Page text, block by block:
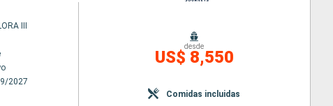
III
2027
desde
US$ 8,550
Comidas incluidas